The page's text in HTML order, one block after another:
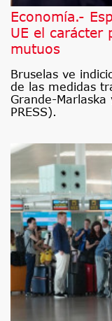
Economía.-
UE el carácter
mutuos
Bruselas ve
de las medidas
Grande-Marlaska
PRESS).